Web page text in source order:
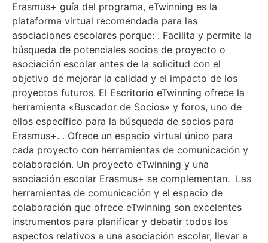
Erasmus+ guía del programa, eTwinning es la
plataforma virtual recomendada para las
asociaciones escolares porque: . Facilita y permite la
búsqueda de potenciales socios de proyecto o
asociación escolar antes de la solicitud con el
objetivo de mejorar la calidad y el impacto de los
proyectos futuros. El Escritorio eTwinning ofrece la
herramienta «Buscador de Socios» y foros, uno de
ellos específico para la búsqueda de socios para
Erasmus+. . Ofrece un espacio virtual único para
cada proyecto con herramientas de comunicación y
colaboración. Un proyecto eTwinning y una
asociación escolar Erasmus+ se complementan. Las
herramientas de comunicación y el espacio de
colaboración que ofrece eTwinning son excelentes
instrumentos para planificar y debatir todos los
aspectos relativos a una asociación escolar, llevar a